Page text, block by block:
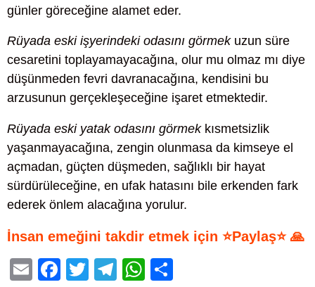
günler göreceğine alamet eder.
Rüyada eski işyerindeki odasını görmekuzun süre
cesaretini toplayamayacağına, olur mu olmaz mı diye
düşünmeden fevri davranacağına, kendisini bu
arzusunun gerçekleşeceğine işaret etmektedir.
Rüyada eski yatak odasını görmekkısmetsizlik
yaşanmayacağına, zengin olunmasa da kimseye el
açmadan, güçten düşmeden, sağlıklı bir hayat
sürdürüleceğine, en ufak hatasını bile erkenden fark
ederek önlem alacağına yorulur.
İnsan emeğini takdir etmek için ⭐Paylaş⭐ 🙏
E
F
T
T
W